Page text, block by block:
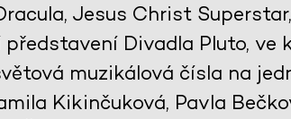
Jesus Christ
Divadla Pluto,
muzikálová čísla na
Kikinčuková, Pavla